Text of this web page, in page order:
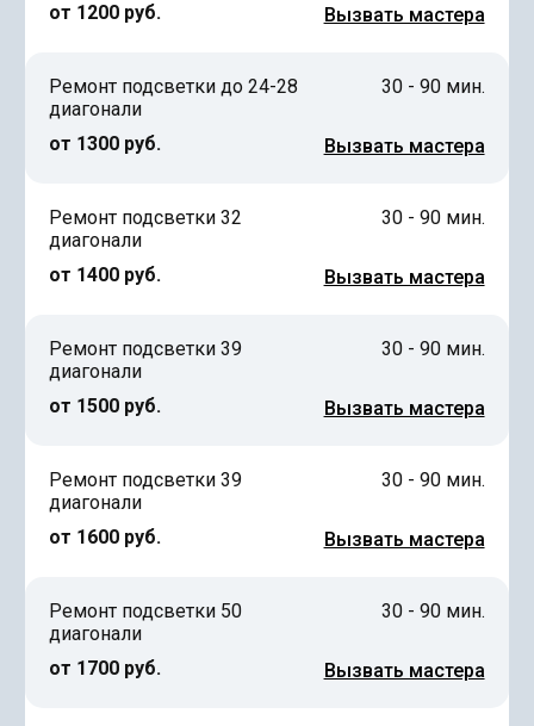
от 1200 руб.
Вызвать мастера
Ремонт подсветки до 24-28
диагонали
от 1300 руб.
30 - 90 мин.
Вызвать мастера
Ремонт подсветки 32
диагонали
от 1400 руб.
30 - 90 мин.
Вызвать мастера
Ремонт подсветки 39
диагонали
от 1500 руб.
30 - 90 мин.
Вызвать мастера
Ремонт подсветки 39
диагонали
от 1600 руб.
30 - 90 мин.
Вызвать мастера
Ремонт подсветки 50
диагонали
от 1700 руб.
30 - 90 мин.
Вызвать мастера